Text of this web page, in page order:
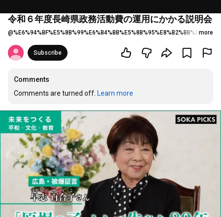
令和６年度長崎県政務活動費の運用にかかる説明会
@ more
Subscribe
Comments
Comments are turned off. Learn more